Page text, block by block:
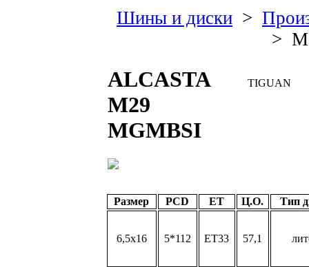
Шины и диски>
>
ALCASTA
M29
MGMBSI
TIGUAN
Размер PCD ET Ц.О. Тип
6,5x16 5*112 ET33 57,1